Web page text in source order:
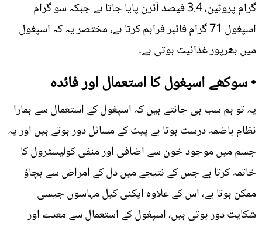
گرام پروٹین، 3.4 فیصد آئرن پایا جاتا ہے جبکہ سو گرام
اسپغول 71 گرام فائبر فراہم کرتا ہے، مختصر یہ کہ اسپغول
میں بھرپور غذائیت ہوتی ہے۔
• سوکھے اسپغول کا استعمال اور فائدہ
یہ تو ہم سب ہی جانتے ہیں کہ اسپغول کے استعمال سے ہمارا
نظامِ ہاضمہ درست ہوتا ہے پیٹ کے مسائل دور ہوتے ہیں اور یہ
جسم میں موجود خون سے اضافی اور منفی کولیسٹرول کا
خاتمہ کرتا ہے جس کے نتیجے میں دل کے امراض سے بچاؤ
ممکن ہوتا ہے، اس کے علاوہ ایکنی کیل مہاسوں جیسی
شکایت دور ہوتی ہیں، اسپغول کے استعمال سے معدے اور